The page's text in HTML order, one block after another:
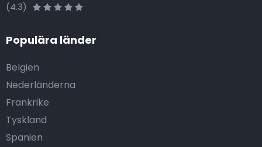
(4.3)
Populära länder
Belgien
Nederländerna
Frankrike
Tyskland
Spanien